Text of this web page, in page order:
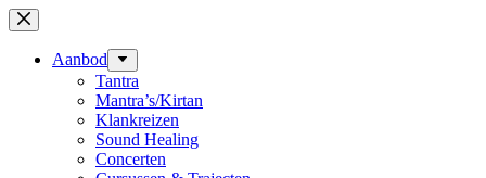
Ga
naar
Aanbod
Tantra
Mantra’s/Kirtan
Klankreizen
Sound Healing
Concerten